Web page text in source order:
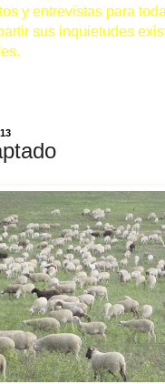
y entrevistas para
sus inquietudes